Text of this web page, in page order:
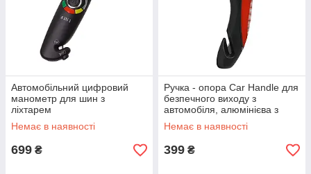
Автомобільний цифровий
манометр для шин з
ліхтарем
багатофункціональний 8 в 1
Немає в наявності
699 ₴
Ручка - опора Car Handle для
безпечного виходу з
автомобіля, алюмінієва з
прогумованим покриттям
Немає в наявності
399 ₴